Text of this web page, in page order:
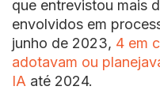
que entrevistou mais
envolvidos em
junho de 2023, 4 em
adotavam ou
IA até 2024.